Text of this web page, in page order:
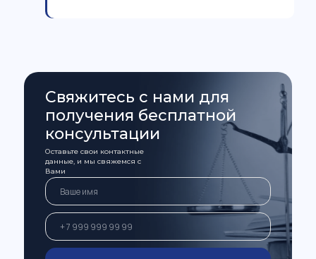
Свяжитесь с нами для
получения бесплатной
консультации
Оставьте свои контактные
данные, и мы свяжемся с
Вами